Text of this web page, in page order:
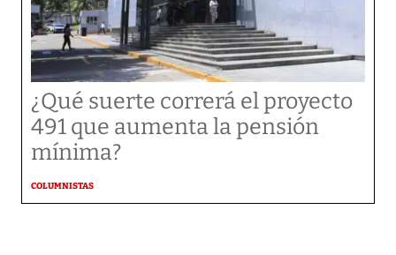
¿Qué suerte correrá el proyecto
491 que aumenta la pensión
mínima?
COLUMNISTAS